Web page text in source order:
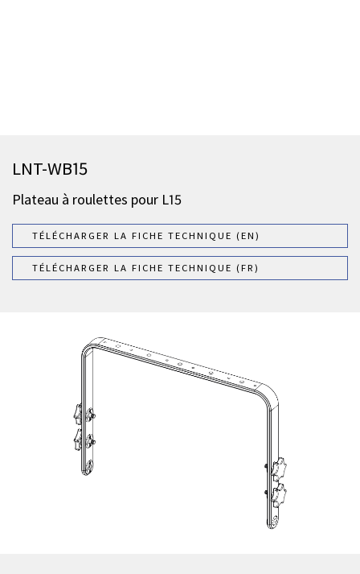
LNT-WB15
Plateau à roulettes pour L15
TÉLÉCHARGER LA FICHE TECHNIQUE (EN)
TÉLÉCHARGER LA FICHE TECHNIQUE (FR)